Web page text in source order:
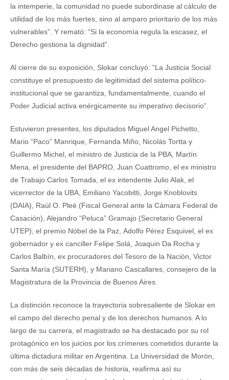
la intemperie, la comunidad no puede subordinase al cálculo de
utilidad de los más fuertes, sino al amparo prioritario de los más
vulnerables”. Y remató: “Si la economía regula la escasez, el
Derecho gestiona la dignidad”.
Al cierre de su exposición, Slokar concluyó: “La Justicia Social
constituye el presupuesto de legitimidad del sistema político-
institucional que se garantiza, fundamentalmente, cuando el
Poder Judicial activa enérgicamente su imperativo decisorio”.
Estuvieron presentes, los diputados Miguel Angel Pichetto,
Mario “Paco” Manrique, Fernanda Miño, Nicolás Tortta y
Guillermo Michel, el ministro de Justicia de la PBA, Martín
Mena, el presidente del BAPRO, Juan Cuattromo, el ex ministro
de Trabajo Carlos Tomada, el ex intendente Julio Alak, el
vicerrector de la UBA, Emiliano Yacobitti, Jorge Knoblovits
(DAIA), Raúl O. Pleé (Fiscal General ante la Cámara Federal de
Casación), Alejandro “Peluca” Gramajo (Secretario General
UTEP), el premio Nóbel de la Paz, Adolfo Pérez Esquivel, el ex
gobernador y ex canciller Felipe Solá, Joaquin Da Rocha y
Carlos Balbín, ex procuradores del Tesoro de la Nación, Victor
Santa María (SUTERH), y Mariano Cascallares, consejero de la
Magistratura de la Provincia de Buenos Aires.
La distinción reconoce la trayectoria sobresaliente de Slokar en
el campo del derecho penal y de los derechos humanos. A lo
largo de su carrera, el magistrado se ha destacado por su rol
protagónico en los juicios por los crímenes cometidos durante la
última dictadura militar en Argentina. La Universidad de Morón,
con más de seis décadas de historia, reafirma así su